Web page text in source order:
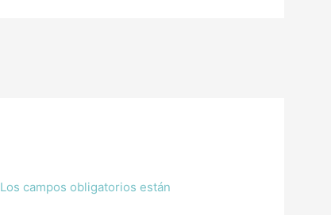
Los campos obligatorios están